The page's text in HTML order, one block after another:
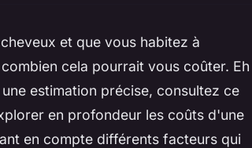
et que vous habitez à
cela pourrait vous coûter. Eh
estimation précise, consultez ce
en profondeur les coûts d'une
en compte différents facteurs qui